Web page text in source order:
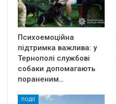
Психоемоційна
підтримка важлива: у
Тернополі службові
собаки допомагають
пораненим…
ПОДІЇ